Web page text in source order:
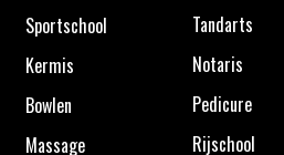
Sportschool
Kermis
Bowlen
Massage
Tandarts
Notaris
Pedicure
Rijschool